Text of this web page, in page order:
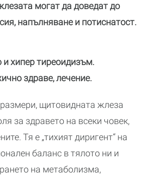
могат да доведат до
напълняване и потиснатост.
хипер тиреоидизъм.
здраве, лечение.
щитовидната жлеза
за здравето на всеки човек,
Тя е „тихият диригент“ на
баланс в тялото ни и
на метаболизма,